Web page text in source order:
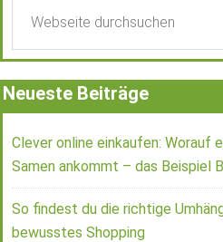
Neueste Beiträge
Clever online einkaufen: Worauf
Samen ankommt – das Beispiel
So findest du die richtige
bewusstes Shopping